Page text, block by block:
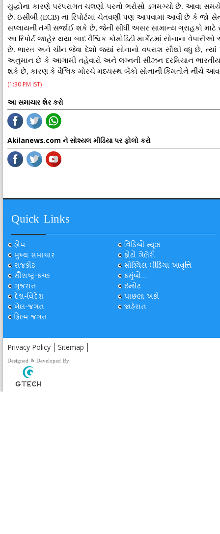
યુદ્ધોના કારણે પરંપરાગત ચલણો પરનો ભરોસો ડગમગ્યો છે. આવા
છે. ઇસીબી (ECB) ના રિપોર્ટમાં ચેતવણી પણ આપવામાં આવી છે કે જો
સપ્લાયની તંગી સર્જાઈ શકે છે, જેની સીધી અસર સામાન્ય ગ્રાહકો માટે
આ રિપોર્ટ જાહેર થયા બાદ વૈશ્વિક કોમોડિટી માર્કેટમાં સોનાના
છે. ભારત અને ચીન જેવા દેશો જ્યાં સોનાનો વપરાશ સૌથી વધુ છે,
અનુમાન છે કે આગામી તહેવારો અને લગ્નની સીઝન દરમિયાન
શકે છે, કારણ કે વૈશ્વિક મોરચે મધ્યસ્થ બેંકો સોનાની કિંમતોને નીચે
(1:30 PM IST)
આ સમાચાર શેર કરો
Akilanews.com ને સોશ્યલ મીડિયા પર ફોલો કરો
Quick Links
હોમ
મુખ્ય સમાચાર
રાજકોટ
સૌરાષ્ટ્ર-કચ્છ
ગુજરાત
દેશ-વિદેશ
ખેલ-જગત
ફિલ્મ જગત
વિડિઓ ન્યૂઝ
ફોટો ગેલેરી
સોશ્યિલ મીડિયા આવૃત્તિ
કસુંબો...
ઇન્સેટ
પાછલા અંકો
જાહેરાત
Privacy Policy Sitemap
Designed & Developed By